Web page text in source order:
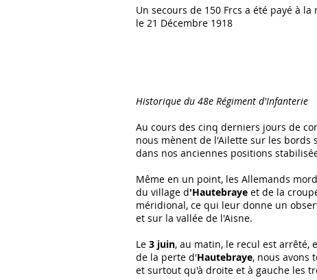
Un secours de 150 Frcs a été payé à la
le 21 Décembre 1918
Historique du 48e Régiment d'Infanterie
Au cours des cinq derniers jours de
nous mènent de l'Ailette sur les
dans nos anciennes positions
Même en un point, les Allemands
du village d'Hautebraye et de la
méridional, ce qui leur donne un
et sur la vallée de l'Aisne.
Le 3 juin, au matin, le recul est arrêté,
de la perte d'Hautebraye, nous avons
et surtout qu'à droite et à gauche les